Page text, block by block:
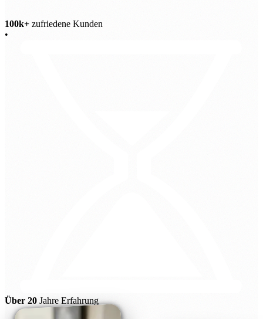
100k+ zufriedene Kunden
•
Über 20 Jahre Erfahrung